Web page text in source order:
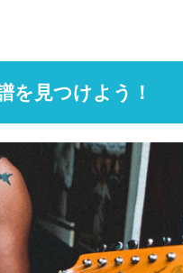
を見つけよう！